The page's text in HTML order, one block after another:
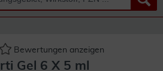
Bewertungen anzeigen
Gel 6 X 5 ml